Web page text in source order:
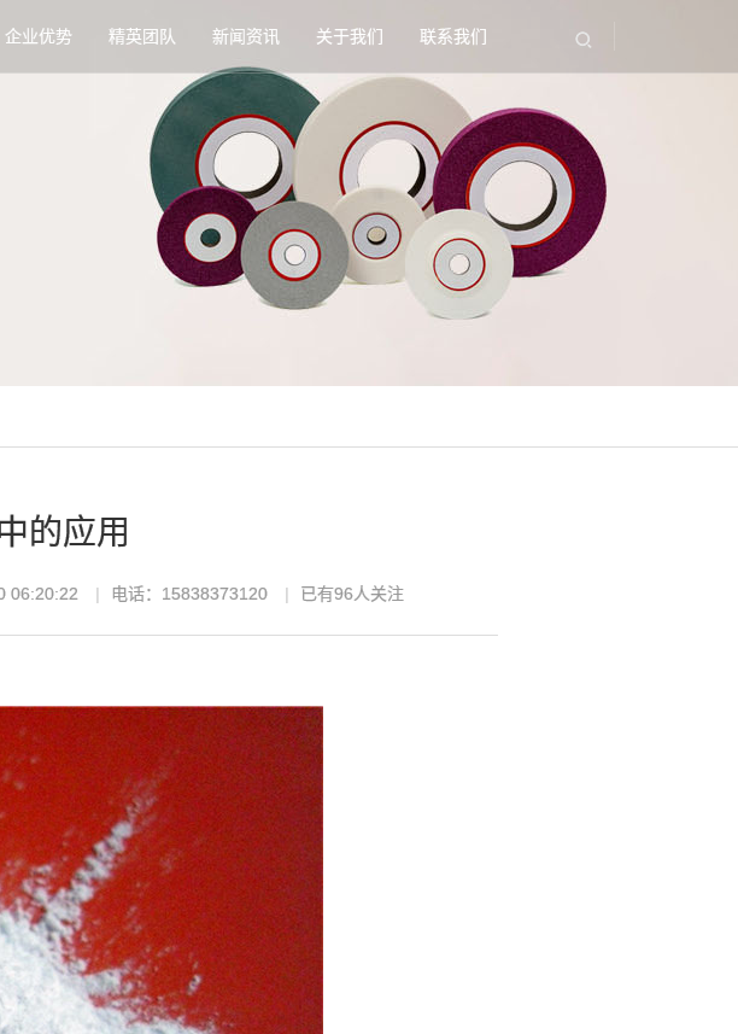
企业优势 精英团队 新闻资讯 关于我们 联系我们
的应用
06:20:22 电话：15838373120 已有96人关注